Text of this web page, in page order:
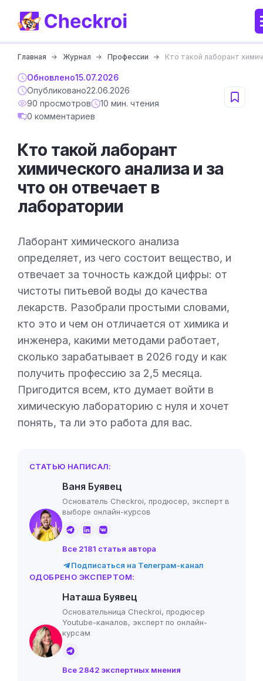
Главная Журнал Профессии Кто такой лаборант
Обновлено15.07.2026
Опубликовано22.06.2026
90 просмотров
10 мин. чтения
0 комментариев
Кто такой лаборант
химического анализа и за
что он отвечает в
лаборатории
Лаборант химического анализа
определяет, из чего состоит вещество, и
отвечает за точность каждой цифры: от
чистоты питьевой воды до качества
лекарств. Разобрали простыми словами,
кто это и чем он отличается от химика и
инженера, какими методами работает,
сколько зарабатывает в 2026 году и как
получить профессию за 2,5 месяца.
Пригодится всем, кто думает войти в
химическую лабораторию с нуля и хочет
понять, та ли это работа для вас.
СТАТЬЮ НАПИСАЛ:
Ваня Буявец
Основатель Checkroi, продюсер, эксперт в
выборе онлайн-курсов
Все 2181 статья автора
Подписаться на Телеграм-канал
ОДОБРЕНО ЭКСПЕРТОМ:
Наташа Буявец
Основательница Checkroi, продюсер
Youtube-каналов, эксперт по онлайн-
курсам
Все 2842 экспертных мнения